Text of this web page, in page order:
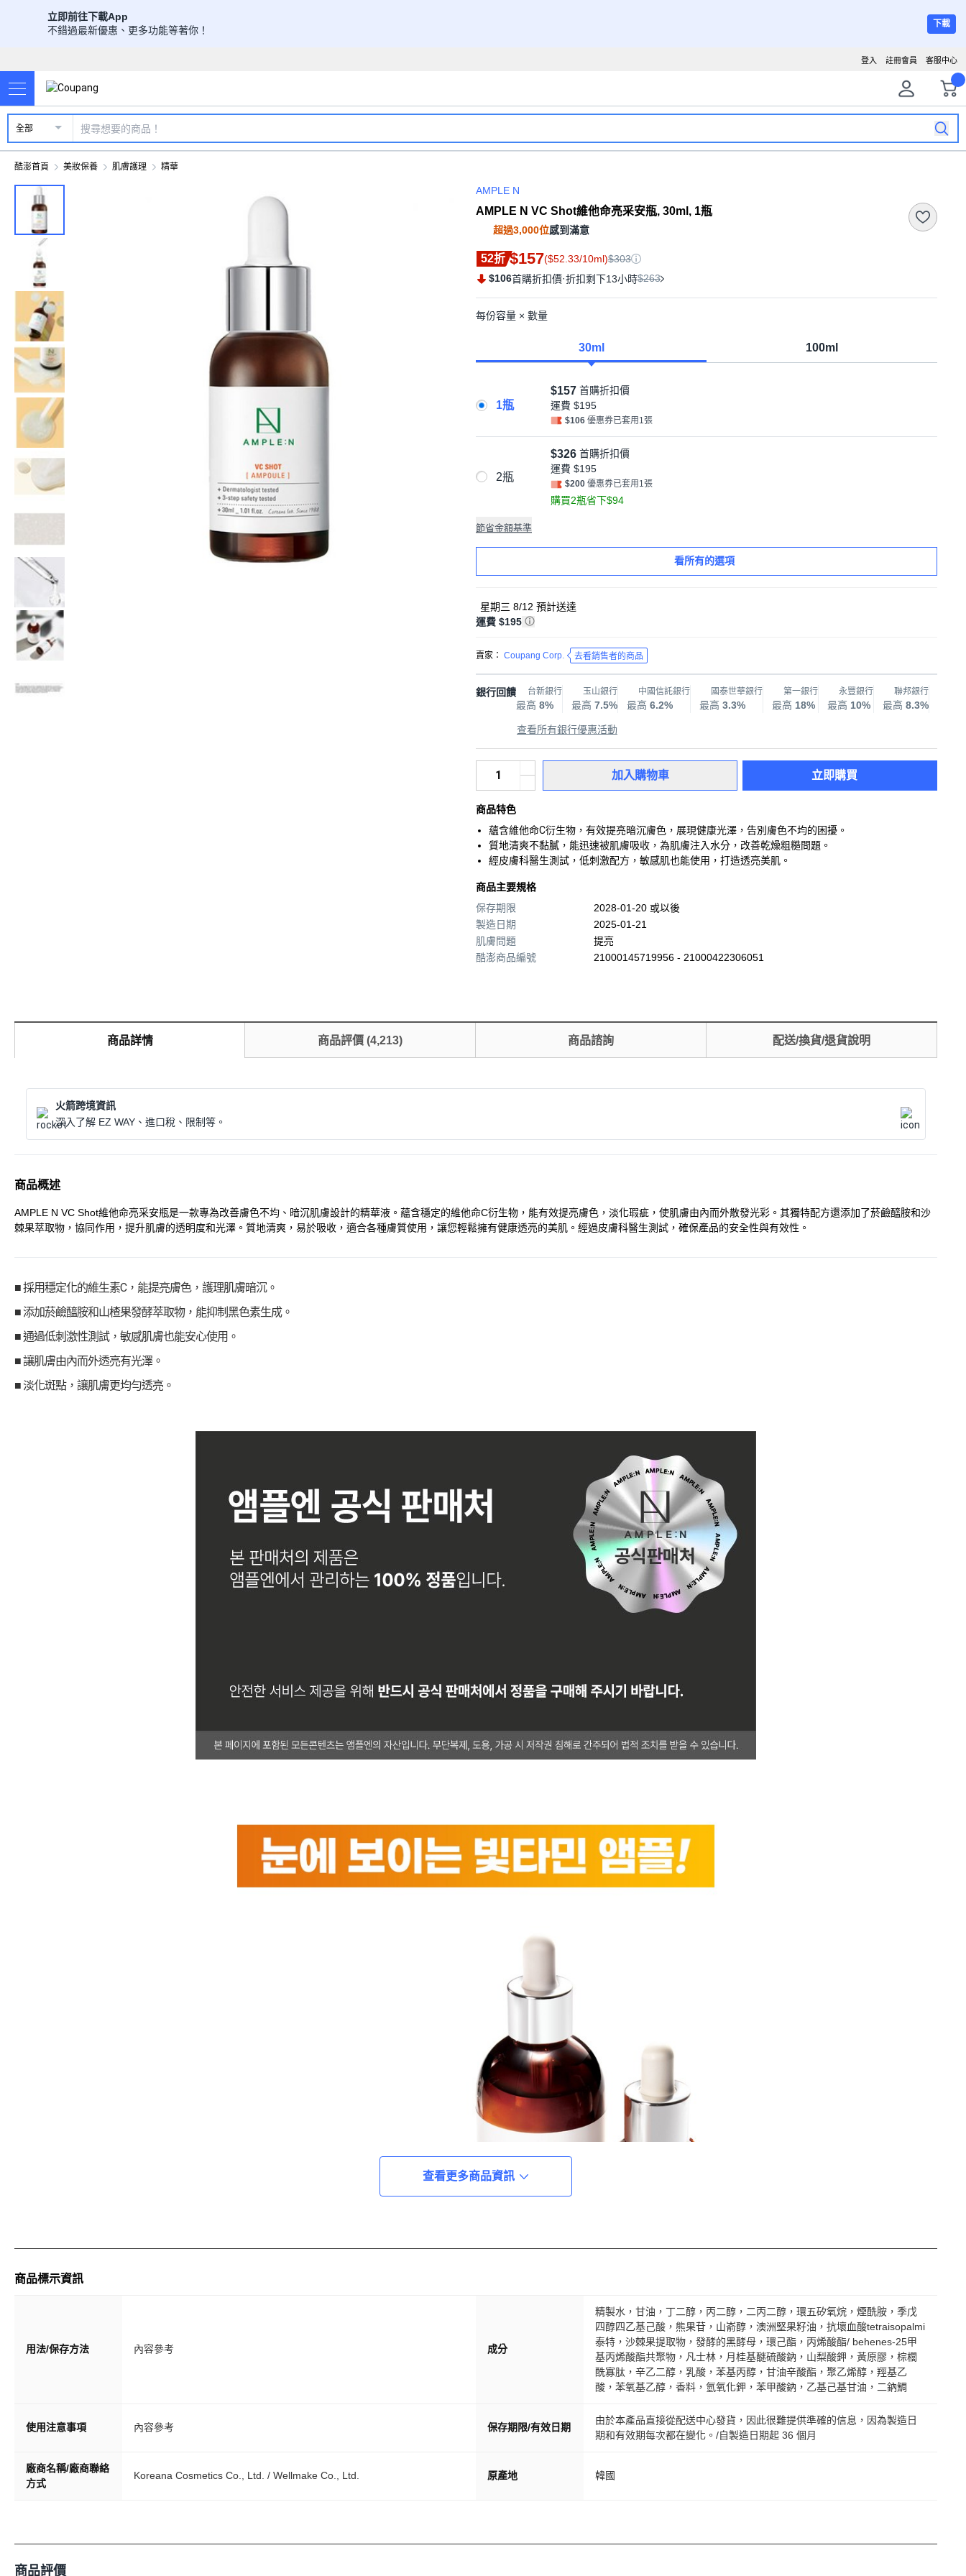
立即前往下載App
不錯過最新優惠、更多功能等著你！
下載
客服中心
註冊會員
登入
全部
酷澎首頁 美妝保養 肌膚護理 精華
AMPLE N
AMPLE N VC Shot維他命亮采安瓶, 30ml, 1瓶
超過3,000位感到滿意
52折 $157($52.33/10ml)$303
$106首購折扣價·折扣剩下13小時$263
每份容量 × 數量
30ml 100ml
1瓶
$157 首購折扣價
運費 $195
$106 優惠券已套用1張
2瓶
$326 首購折扣價
運費 $195
$200 優惠券已套用1張
購買2瓶省下$94
節省金額基準
看所有的選項
星期三 8/12 預計送達
運費 $195
賣家： Coupang Corp. 去看銷售者的商品
銀行回饋 台新銀行
最高 8%
玉山銀行
最高 7.5%
中國信託銀行
最高 6.2%
國泰世華銀行
最高 3.3%
第一銀行
最高 18%
永豐銀行
最高 10%
聯邦銀行
最高 8.3%
查看所有銀行優惠活動
加入購物車 立即購買
商品特色
蘊含維他命C衍生物，有效提亮暗沉膚色，展現健康光澤，告別膚色不均的困擾。
質地清爽不黏膩，能迅速被肌膚吸收，為肌膚注入水分，改善乾燥粗糙問題。
經皮膚科醫生測試，低刺激配方，敏感肌也能使用，打造透亮美肌。
商品主要規格
保存期限
2028-01-20 或以後
製造日期
2025-01-21
肌膚問題
提亮
酷澎商品編號
21000145719956 - 21000422306051
商品詳情 商品評價 (4,213) 商品諮詢 配送/換貨/退貨說明
火箭跨境資訊
深入了解 EZ WAY、進口稅、限制等。
商品概述
AMPLE N VC Shot維他命亮采安瓶是一款專為改善膚色不均、暗沉肌膚設計的精華液。蘊含穩定的維他命C衍生物，能有效提亮膚色，淡化瑕疵，使肌膚由內而外散發光彩。其獨特配方還添加了菸鹼醯胺和沙
棘果萃取物，協同作用，提升肌膚的透明度和光澤。質地清爽，易於吸收，適合各種膚質使用，讓您輕鬆擁有健康透亮的美肌。經過皮膚科醫生測試，確保產品的安全性與有效性。
■ 採用穩定化的維生素C，能提亮膚色，護理肌膚暗沉。
■ 添加菸鹼醯胺和山楂果發酵萃取物，能抑制黑色素生成。
■ 通過低刺激性測試，敏感肌膚也能安心使用。
■ 讓肌膚由內而外透亮有光澤。
■ 淡化斑點，讓肌膚更均勻透亮。
查看更多商品資訊
商品標示資訊
用法/保存方法 內容參考 成分
精製水，甘油，丁二醇，丙二醇，二丙二醇，環五矽氧烷，煙酰胺，季戊
四醇四乙基己酸，熊果苷，山嵛醇，澳洲堅果籽油，抗壞血酸tetraisopalmi
泰特，沙棘果提取物，發酵的黑酵母，環己酯，丙烯酸酯/ behenes-25甲
基丙烯酸酯共聚物，凡士林，月桂基醚硫酸鈉，山梨酸鉀，黃原膠，棕櫚
酰寡肽，辛乙二醇，乳酸，苯基丙醇，甘油辛酸酯，聚乙烯醇，羥基乙
酸，苯氧基乙醇，香料，氫氧化鉀，苯甲酸鈉，乙基己基甘油，二鈉鯛
使用注意事項 內容參考 保存期限/有效日期
由於本產品直接從配送中心發貨，因此很難提供準確的信息，因為製造日
期和有效期每次都在變化。/自製造日期起 36 個月
廠商名稱/廠商聯絡
方式
Koreana Cosmetics Co., Ltd. / Wellmake Co., Ltd. 原產地 韓國
商品評價